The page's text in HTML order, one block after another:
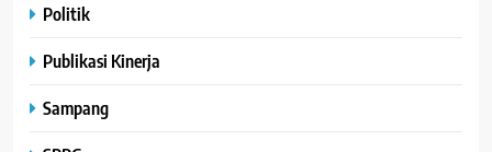
Politik
Publikasi Kinerja
Sampang